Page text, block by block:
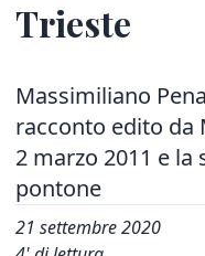
Trieste
Massimiliano
racconto edito da
2 marzo 2011 e
pontone
21 settembre 2020